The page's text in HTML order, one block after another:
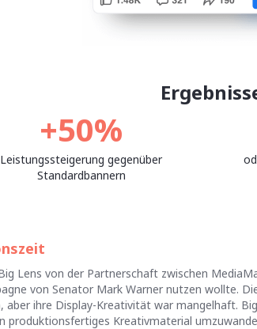
+50%
Leistungssteigerung gegenüber
Standardbannern
Lens von der Partnerschaft zwischen
von Senator Mark Warner nutzen wollte.
aber ihre Display-Kreativität war mangelhaft.
produktionsfertiges Kreativmaterial